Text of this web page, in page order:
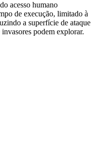
acesso humano
de execução, limitado à
a superfície de ataque
podem explorar.